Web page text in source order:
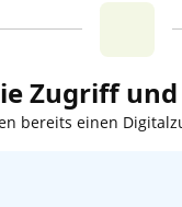
Zugriff
bereits einen